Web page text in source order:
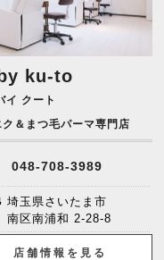
ku-to
イ クート
ク＆まつ毛パーマ専門店
048-708-3989
埼玉県さいたま市
南区南浦和 2-28-8
店舗情報を見る